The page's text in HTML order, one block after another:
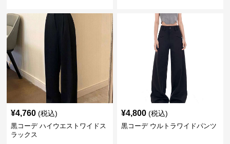
¥4,760 (税込)
黒コーデ ハイウエストワイドス
ラックス
¥4,800 (税込)
黒コーデ ウルトラワイドパンツ